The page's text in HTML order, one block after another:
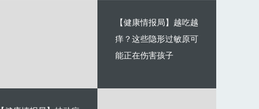
【健康情报局】越吃越
痒？这些隐形过敏原可
能正在伤害孩子